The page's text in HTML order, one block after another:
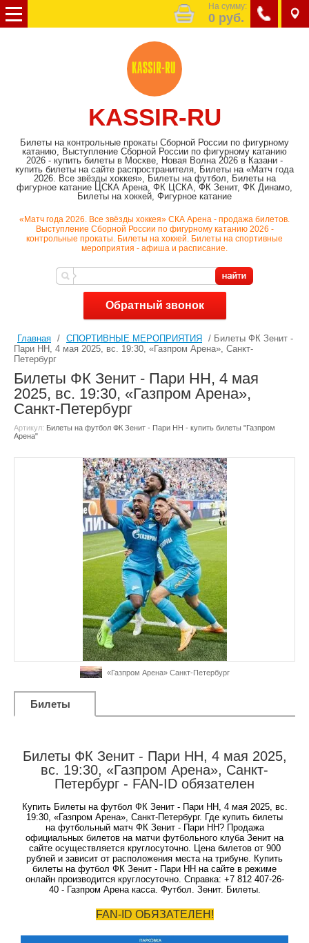
KASSIR-RU
Билеты на контрольные прокаты Сборной России по фигурному
катанию, Выступление Сборной России по фигурному катанию
2026 - купить билеты в Москве, Новая Волна 2026 в Казани -
купить билеты на сайте распространителя, Билеты на «Матч года
2026. Все звёзды хоккея», Билеты на футбол, Билеты на
фигурное катание ЦСКА Арена, ФК ЦСКА, ФК Зенит, ФК Динамо,
Билеты на хоккей, Фигурное катание
«Матч года 2026. Все звёзды хоккея» СКА Арена - продажа билетов.
Выступление Сборной России по фигурному катанию 2026 -
контрольные прокаты. Билеты на хоккей. Билеты на спортивные
мероприятия - афиша и расписание.
На сумму:
0 руб.
Обратный звонок
Главная / СПОРТИВНЫЕ МЕРОПРИЯТИЯ
/ Билеты ФК Зенит -
Пари НН, 4 мая 2025, вс. 19:30, «Газпром Арена», Санкт-
Петербург
Билеты ФК Зенит - Пари НН, 4 мая
2025, вс. 19:30, «Газпром Арена»,
Санкт-Петербург
Артикул: Билеты на футбол ФК Зенит - Пари НН - купить билеты "Газпром
Арена"
«Газпром Арена» Санкт-Петербург
Билеты
Билеты ФК Зенит - Пари НН, 4 мая 2025,
вс. 19:30, «Газпром Арена», Санкт-
Петербург - FAN-ID обязателен
Купить Билеты на футбол ФК Зенит - Пари НН, 4 мая 2025, вс.
19:30, «Газпром Арена», Санкт-Петербург. Где купить билеты
на футбольный матч ФК Зенит - Пари НН? Продажа
официальных билетов на матчи футбольного клуба Зенит на
сайте осуществляется круглосуточно. Цена билетов от 900
рублей и зависит от расположения места на трибуне. Купить
билеты на футбол ФК Зенит - Пари НН на сайте в режиме
онлайн производится круглосуточно. Справка: +7 812 407-26-
40 - Газпром Арена касса. Футбол. Зенит. Билеты.
FAN-ID ОБЯЗАТЕЛЕН!